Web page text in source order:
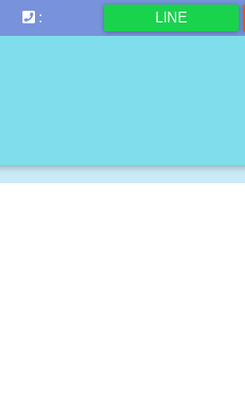
LINE
: